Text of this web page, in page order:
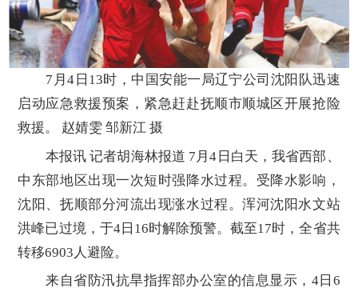
7月4日13时，中国安能一局辽宁公司沈阳队迅速
启动应急救援预案，紧急赶赴抚顺市顺城区开展抢险
救援。 赵婧雯 邹新江 摄
本报讯 记者胡海林报道 7月4日白天，我省西部、
中东部地区出现一次短时强降水过程。受降水影响，
沈阳、抚顺部分河流出现涨水过程。浑河沈阳水文站
洪峰已过境，于4日16时解除预警。截至17时，全省共
转移6903人避险。
来自省防汛抗旱指挥部办公室的信息显示，4日6